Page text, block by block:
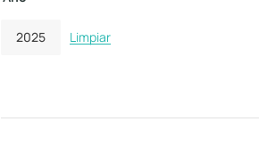
2025 Limpiar